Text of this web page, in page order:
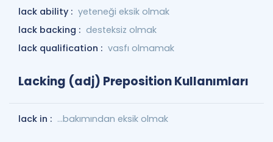
lack ability : yeteneği eksik olmak
lack backing : desteksiz olmak
lack qualification : vasfı olmamak
Lacking (adj) Preposition Kullanımları
lack in : …bakımından eksik olmak